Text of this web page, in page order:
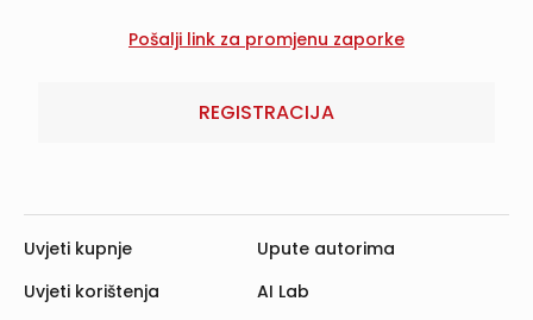
REGISTRACIJA
Uvjeti kupnje
Uvjeti korištenja
Upute autorima
AI Lab